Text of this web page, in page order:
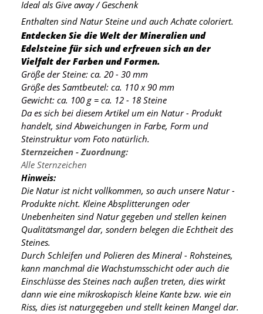
Ideal als Give away / Geschenk
Enthalten sind Natur Steine und auch Achate coloriert.
Entdecken Sie die Welt der Mineralien und
Edelsteine für sich und erfreuen sich an der
Vielfalt der Farben und Formen.
Größe der Steine: ca. 20 - 30 mm
Größe des Samtbeutel: ca. 110 x 90 mm
Gewicht: ca. 100 g = ca. 12 - 18 Steine
Da es sich bei diesem Artikel um ein Natur - Produkt
handelt, sind Abweichungen in Farbe, Form und
Steinstruktur vom Foto natürlich.
Sternzeichen - Zuordnung:
Alle Sternzeichen
Hinweis:
Die Natur ist nicht vollkommen, so auch unsere Natur -
Produkte nicht. Kleine Absplitterungen oder
Unebenheiten sind Natur gegeben und stellen keinen
Qualitätsmangel dar, sondern belegen die Echtheit des
Steines.
Durch Schleifen und Polieren des Mineral - Rohsteines,
kann manchmal die Wachstumsschicht oder auch die
Einschlüsse des Steines nach außen treten, dies wirkt
dann wie eine mikroskopisch kleine Kante bzw. wie ein
Riss, dies ist naturgegeben und stellt keinen Mangel dar.